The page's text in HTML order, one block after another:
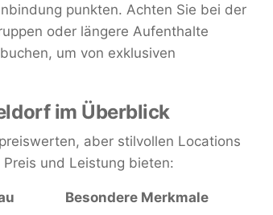
punkten. Achten Sie bei der
oder längere Aufenthalte
um von exklusiven
im Überblick
aber stilvollen Locations
und Leistung bieten:
Besondere Merkmale